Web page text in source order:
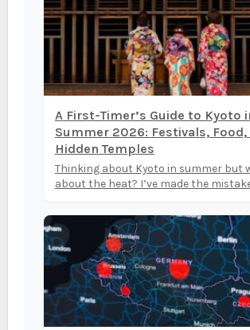
A First-Timer’s Guide to Kyoto in
Summer 2026: Festivals, Food,
Hidden Temples
Thinking about Kyoto in summer but
about the heat? I’ve made the